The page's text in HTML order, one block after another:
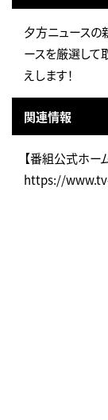
夕方ニュースの
ースを厳選して
えします！
関連情報
【番組公式ホー
https://